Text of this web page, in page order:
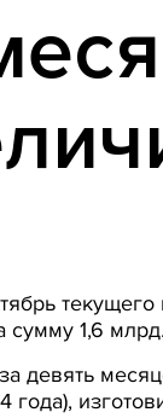
сумму 1,6
девять
года),